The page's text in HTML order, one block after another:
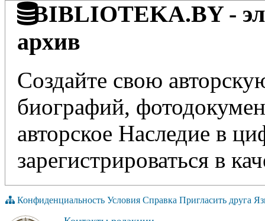
BIBLIOTEKA.BY -
архив
Создайте свою
биографий,
авторское Наследие в
зарегистрироваться в
Конфиденциальность Условия Справка Пригласить друга